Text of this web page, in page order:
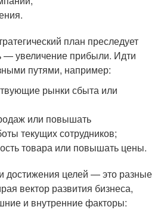
план преследует
— увеличение прибыли. Идти
путями, например:
рынки сбыта или
или повышать
текущих сотрудников;
товара или повышать цены.
целей — это разные
вектор развития бизнеса,
и внутренние факторы: